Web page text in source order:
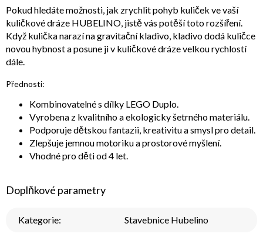
Pokud hledáte možnosti, jak zrychlit pohyb kuliček ve vaší
kuličkové dráze HUBELINO, jistě vás potěší toto rozšíření.
Když kulička narazí na gravitační kladivo, kladivo dodá kuličce
novou hybnost a posune ji v kuličkové dráze velkou rychlostí
dále.
Přednosti:
Kombinovatelné s dílky LEGO Duplo.
Vyrobena z kvalitního a ekologicky šetrného materiálu.
Podporuje dětskou fantazii, kreativitu a smysl pro detail.
Zlepšuje jemnou motoriku a prostorové myšlení.
Vhodné pro děti od 4 let.
Doplňkové parametry
Kategorie: Stavebnice Hubelino